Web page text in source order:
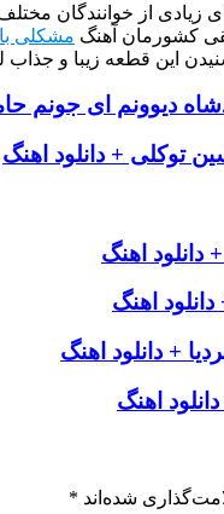
زیادی از خوانندگان
کشورمان آهنگ مشکلی
این قطعه زیبا و جذاب
دیوونم ای جونم
توکلی + دانلود اهنگ
دانلود اهنگ
اهنگ
+ دانلود اهنگ
اهنگ
شده‌اند *